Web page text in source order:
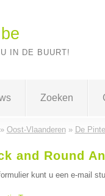
IN DE BUURT!
Zoeken
Oost-Vlaanderen» De Pinte
and Round
kunt u een e-mail